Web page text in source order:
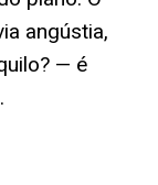
angústia,
— é